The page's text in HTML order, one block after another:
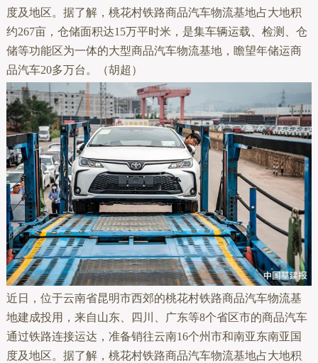
度及地区。据了解，桃花村铁路商品汽车物流基地占大地积
约267亩，仓储面积达15万平时米，是集车辆运载、检测、仓
储等功能区为一体的大型商品汽车物流基地，瞻望年储运商
品汽车20多万台。（胡超）
近日，位于云南省昆明市西郊的桃花村铁路商品汽车物流基
地建成投用，来自山东、四川、广东等8个省区市的商品汽车
通过铁路连接运达，准备销往云南16个州市和南亚东南亚国
度及地区。据了解，桃花村铁路商品汽车物流基地占大地积